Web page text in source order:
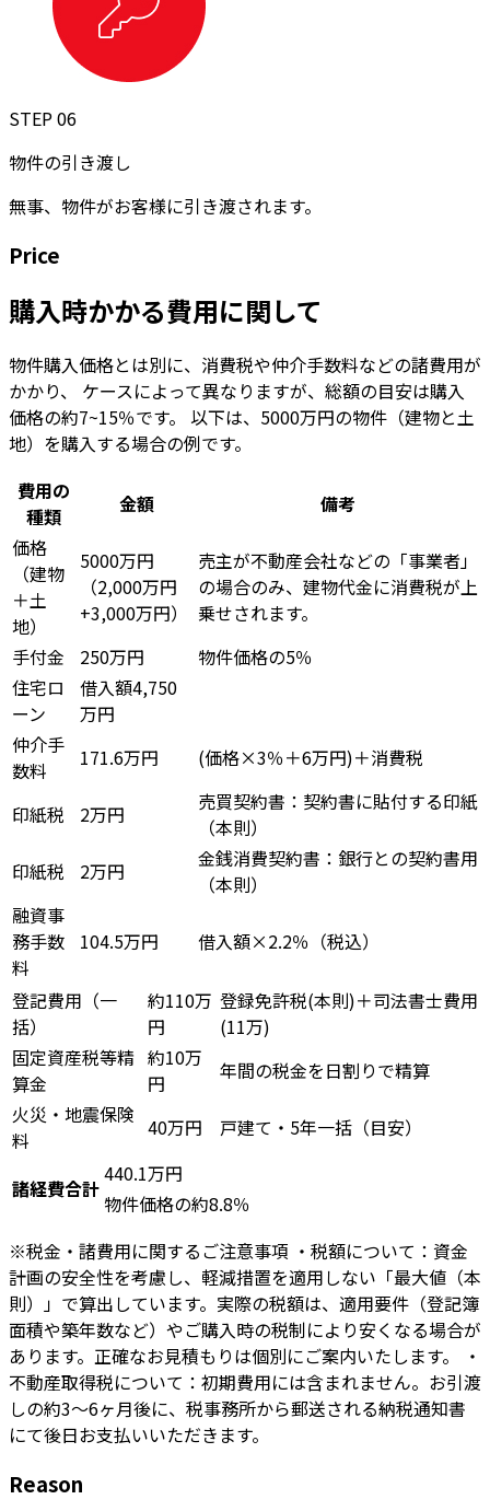
STEP 06
物件の引き渡し
無事、物件がお客様に引き渡されます。
Price
購入時かかる費用に関して
物件購入価格とは別に、消費税や仲介手数料などの諸費用が
かかり、 ケースによって異なりますが、総額の目安は購入
価格の約7~15％です。 以下は、5000万円の物件（建物と土
地）を購入する場合の例です。
費用の
種類
金額
備考
価格
（建物
＋土
地）
5000万円
（2,000万円
+3,000万円）
売主が不動産会社などの「事業者」
の場合のみ、建物代金に消費税が上
乗せされます。
手付金
250万円
物件価格の5％
住宅ロ
ーン
借入額4,750
万円
仲介手
数料
171.6万円 (価格×3％＋6万円)＋消費税
印紙税 2万円
売買契約書：契約書に貼付する印紙
（本則）
印紙税
2万円
金銭消費契約書：銀行との契約書用
（本則）
融資事
務手数
料
104.5万円 借入額×2.2％（税込）
登記費用（一
括）
約110万
円
登録免許税(本則)＋司法書士費用
(11万)
固定資産税等精
算金
約10万
円
年間の税金を日割りで精算
火災・地震保険
料
40万円 戸建て・5年一括（目安）
諸経費合計
440.1万円
物件価格の約8.8％
※税金・諸費用に関するご注意事項 ・税額について：資金
計画の安全性を考慮し、軽減措置を適用しない「最大値（本
則）」で算出しています。実際の税額は、適用要件（登記簿
面積や築年数など）やご購入時の税制により安くなる場合が
あります。正確なお見積もりは個別にご案内いたします。 ・
不動産取得税について：初期費用には含まれません。お引渡
しの約3〜6ヶ月後に、税事務所から郵送される納税通知書
にて後日お支払いいただきます。
Reason